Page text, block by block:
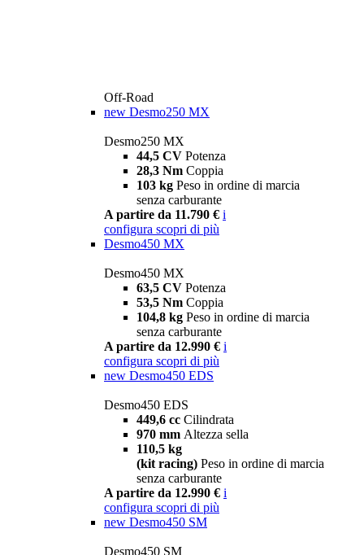
Off-Road
new Desmo250 MX
Desmo250 MX
44,5 CV Potenza
28,3 Nm Coppia
103 kg Peso in ordine di marcia
senza carburante
A partire da 11.790 € i
configura scopri di più
Desmo450 MX
Desmo450 MX
63,5 CV Potenza
53,5 Nm Coppia
104,8 kg Peso in ordine di marcia
senza carburante
A partire da 12.990 € i
configura scopri di più
new Desmo450 EDS
Desmo450 EDS
449,6 cc Cilindrata
970 mm Altezza sella
110,5 kg
(kit racing) Peso in ordine di marcia
senza carburante
A partire da 12.990 € i
configura scopri di più
new Desmo450 SM
Desmo450 SM